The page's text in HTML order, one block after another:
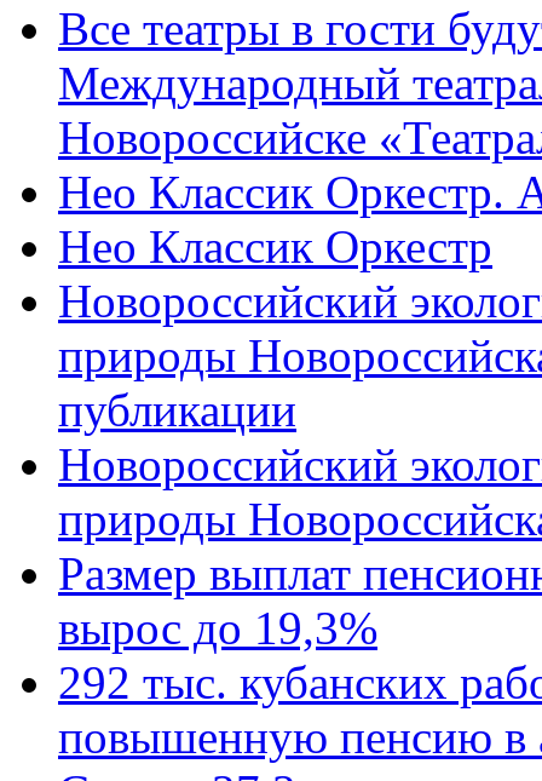
Все театры в гости
Международный
Новороссийске
Нео Классик Оркестр.
Нео Классик Оркестр
Новороссийский
природы
публикации
Новороссийский
природы
Размер выплат
вырос до 19,3%
292 тыс. кубанских
повышенную пенсию в